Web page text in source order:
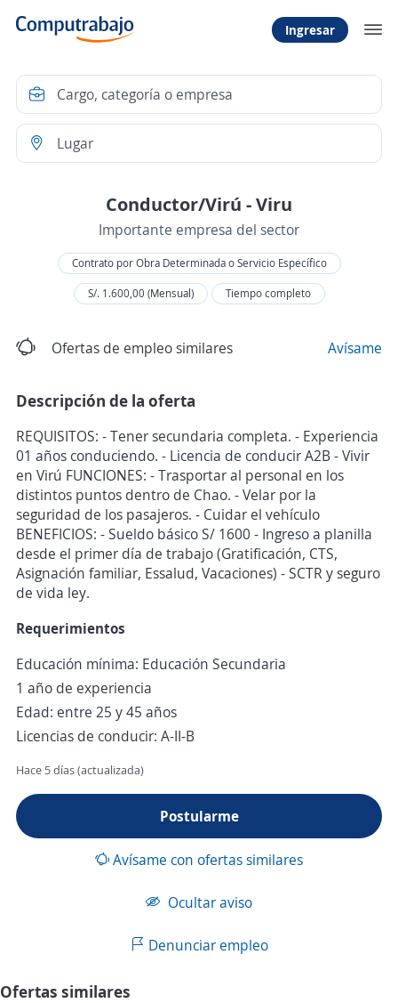
Ingresar
Conductor/Virú - Viru
Importante empresa del sector
Contrato por Obra Determinada o Servicio Específico
S/. 1.600,00 (Mensual)
Tiempo completo
Ofertas de empleo similares Avísame
Descripción de la oferta
REQUISITOS: - Tener secundaria completa. - Experiencia
01 años conduciendo. - Licencia de conducir A2B - Vivir
en Virú FUNCIONES: - Trasportar al personal en los
distintos puntos dentro de Chao. - Velar por la
seguridad de los pasajeros. - Cuidar el vehículo
BENEFICIOS: - Sueldo básico S/ 1600 - Ingreso a planilla
desde el primer día de trabajo (Gratificación, CTS,
Asignación familiar, Essalud, Vacaciones) - SCTR y seguro
de vida ley.
Requerimientos
Educación mínima: Educación Secundaria
1 año de experiencia
Edad: entre 25 y 45 años
Licencias de conducir: A-II-B
Hace 5 días (actualizada)
Postularme
Avísame con ofertas similares
Ocultar aviso
Denunciar empleo
Ofertas similares